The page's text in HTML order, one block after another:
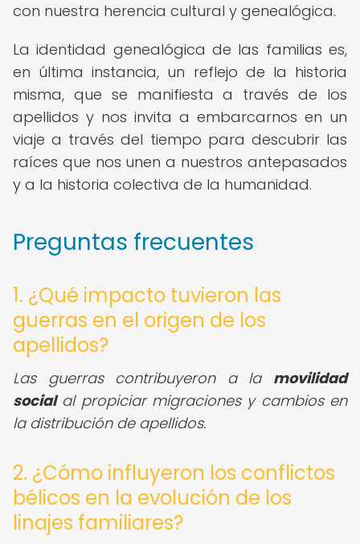
con nuestra herencia cultural y genealógica.
La identidad genealógica de las familias es,
en última instancia, un reflejo de la historia
misma, que se manifiesta a través de los
apellidos y nos invita a embarcarnos en un
viaje a través del tiempo para descubrir las
raíces que nos unen a nuestros antepasados
y a la historia colectiva de la humanidad.
Preguntas frecuentes
1. ¿Qué impacto tuvieron las
guerras en el origen de los
apellidos?
Las guerras contribuyeron a la movilidad
socialal propiciar migraciones y cambios en
la distribución de apellidos.
2. ¿Cómo influyeron los conflictos
bélicos en la evolución de los
linajes familiares?